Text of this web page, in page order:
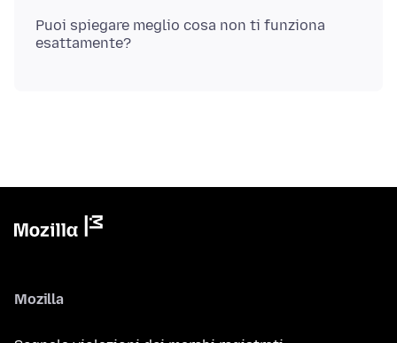
Puoi spiegare meglio cosa non ti funziona
Mozilla